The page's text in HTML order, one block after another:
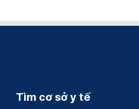
Tìm cơ sở y tế